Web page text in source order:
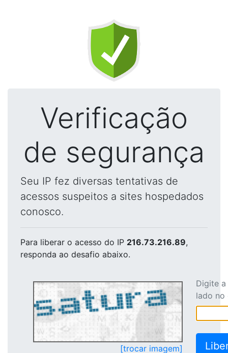
Verificação
de segurança
Seu IP fez diversas tentativas de
acessos suspeitos a sites hospedados
conosco.
Para liberar o acesso do IP 216.73.216.89,
responda ao desafio abaixo.
[trocar imagem]
Digite
lado no